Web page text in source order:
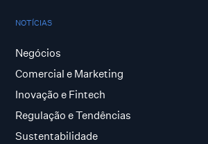
NOTÍCIAS
Negócios
Comercial e Marketing
Inovação e Fintech
Regulação e Tendências
Sustentabilidade